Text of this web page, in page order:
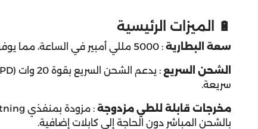
🔋 الميزات الرئيسية
سعة البطارية : 5000 مللي أمبير في الساعة، مما يوفر شحنًا موثوقًا به لأجهزتك.
الشحن السريع :
سريعة.
مخرجات قابلة للطي مزدوجة :
بالشحن المباشر دون الحاجة إلى كابلات إضافية.